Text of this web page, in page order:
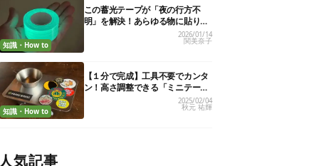
知識・How to
この蓄光テープが「夜の行方不
明」を解決！あらゆる物に貼りま
くり、効果を実証してみた2026/01/14
関美奈子
知識・How to
【１分で完成】工具不要でカンタ
ン！高さ調整できる「ミニテーブ
ル」作ってみた。材料はまさか
2025/02/04
秋元 祐輝
気記事